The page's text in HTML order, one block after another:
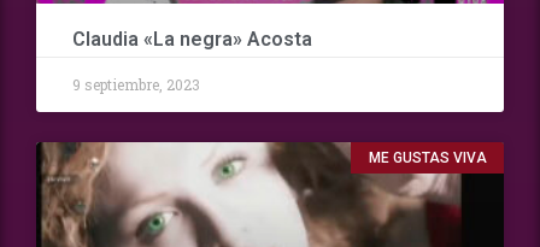
Claudia «La negra» Acosta
9 septiembre, 2023
ME GUSTAS VIVA